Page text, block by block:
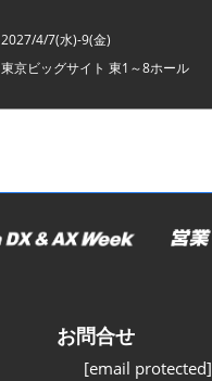
2027/4/7(水)-9(金)
東京ビッグサイト 東1～8ホール
お問合せ
[email protected]